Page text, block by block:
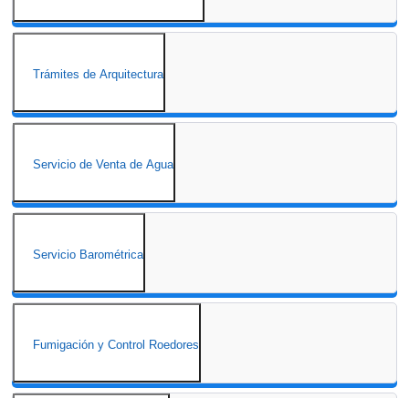
Trámites de Arquitectura
Servicio de Venta de Agua
Servicio Barométrica
Fumigación y Control Roedores